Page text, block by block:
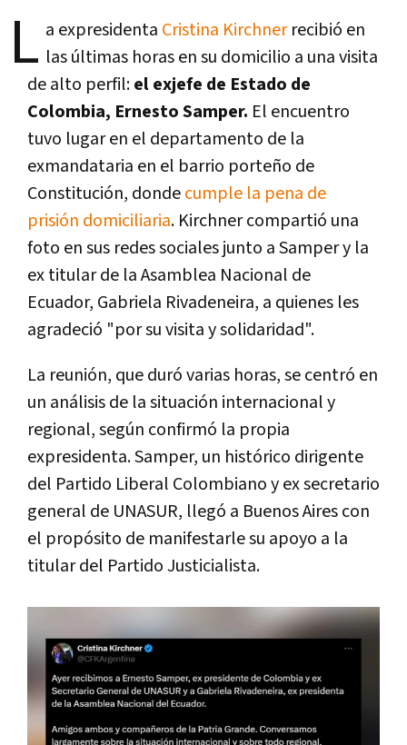
L a expresidenta Cristina Kirchnerrecibió en
las últimas horas en su domicilio a una visita
de alto perfil:el exjefe de Estado de
Colombia, Ernesto Samper. El encuentro
tuvo lugar en el departamento de la
exmandataria en el barrio porteño de
Constitución, dondecumple la pena de
prisión domiciliaria. Kirchner compartió una
foto en sus redes sociales junto a Samper y la
ex titular de la Asamblea Nacional de
Ecuador, Gabriela Rivadeneira, a quienes les
agradeció "por su visita y solidaridad".
La reunión, que duró varias horas, se centró en
un análisis de la situación internacional y
regional, según confirmó la propia
expresidenta. Samper, un histórico dirigente
del Partido Liberal Colombiano y ex secretario
general de UNASUR, llegó a Buenos Aires con
el propósito de manifestarle su apoyo a la
titular del Partido Justicialista.